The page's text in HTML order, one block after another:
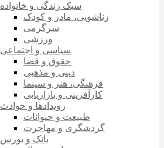
سبک زندگی و خانواده
زناشویی، مادر و کودک
سرگرمی
ورزشی
سیاسی و اجتماعی
حقوق و قضا
دینی و مذهبی
فرهنگی، هنر و سینما
کارآفرینی و بازاریابی
رویدادها و حوادث
طبیعت و حیوانات
گردشگری و مهاجرت
بانک و بورس